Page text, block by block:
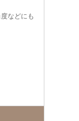
などにも